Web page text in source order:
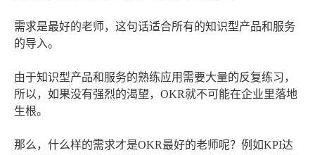
需求是最好的老师，这句话适合所有的知识型产品和服务
的导入。
由于知识型产品和服务的熟练应用需要大量的反复练习，
所以，如果没有强烈的渴望，OKR就不可能在企业里落地
生根。
那么，什么样的需求才是OKR最好的老师呢？例如KPI达